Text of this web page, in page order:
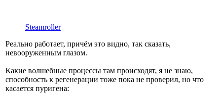
Steamroller
Реально работает, причём это видно, так сказать,
невооруженным глазом.
Какие волшебные процессы там происходят, я не знаю,
способность к регенерации тоже пока не проверил, но что
касается пуригена: